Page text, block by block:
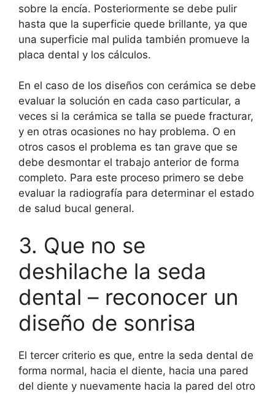
sobre la encía. Posteriormente se debe pulir
hasta que la superficie quede brillante, ya que
una superficie mal pulida también promueve la
placa dental y los cálculos.
En el caso de los diseños con cerámica se debe
evaluar la solución en cada caso particular, a
veces si la cerámica se talla se puede fracturar,
y en otras ocasiones no hay problema. O en
otros casos el problema es tan grave que se
debe desmontar el trabajo anterior de forma
completo. Para este proceso primero se debe
evaluar la radiografía para determinar el estado
de salud bucal general.
3. Que no se
deshilache la seda
dental – reconocer un
diseño de sonrisa
El tercer criterio es que, entre la seda dental de
forma normal, hacia el diente, hacia una pared
del diente y nuevamente hacia la pared del otro